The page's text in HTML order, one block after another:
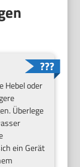
Hebel oder
Überlege
ein Gerät